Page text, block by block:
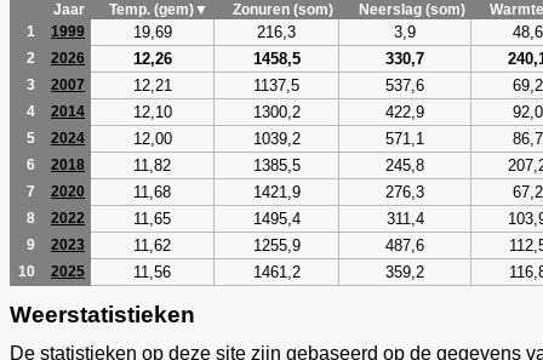
Jaar
Temp. (gem)▼ Zonuren (som) Neerslag (som)
1
1999 19,69 216,3 3,9 48,6
2 2026 12,26 1458,5 330,7
3 2007 12,21 1137,5 537,6 69,2
4 2014 12,10 1300,2 422,9 92,0
5 2024 12,00 1039,2 571,1 86,7
6 2018 11,82 1385,5 245,8
7 2020 11,68 1421,9 276,3 67,2
8 2022 11,65 1495,4 311,4
9 2023 11,62 1255,9 487,6
10 2025 11,56 1461,2 359,2
Weerstatistieken
De statistieken op deze site zijn gebaseerd op de gegevens